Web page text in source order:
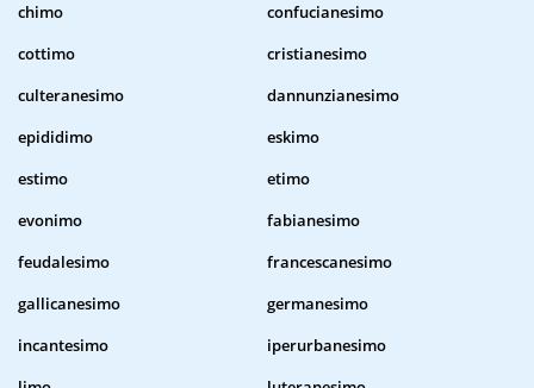
chimo
confucianesimo
cottimo
cristianesimo
culteranesimo
dannunzianesimo
epididimo
eskimo
estimo
etimo
evonimo
fabianesimo
feudalesimo
francescanesimo
gallicanesimo
germanesimo
incantesimo
iperurbanesimo